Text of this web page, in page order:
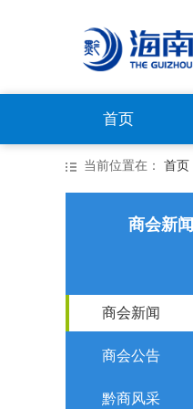
首页
当前位置在： 首页
商会新闻
商会新闻
商会公告
黔商风采